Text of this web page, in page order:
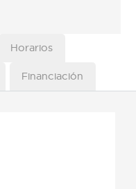
Horarios
Financiación